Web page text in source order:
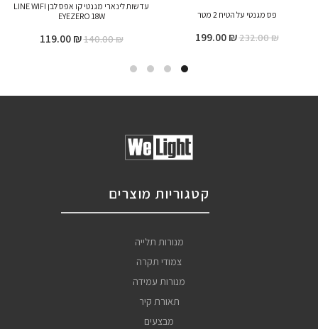
פס מגנטי על הטיח 2 מטר
232.00₪
199.00₪
עדשות לינארי מגנטי קו אפס לבן LINE WIFI
EYEZERO 18W
140.00₪
119.00₪
קטגוריות מוצרים
מנורות תלייה
צמודי תקרה
מנורות עמידה
תאורת קיר
מבצעים